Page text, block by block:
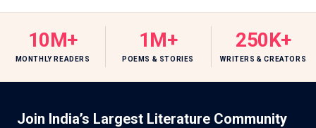
10M+
MONTHLY READERS
1M+
POEMS & STORIES
250K+
WRITERS & CREATORS
Join India’s Largest Literature Community